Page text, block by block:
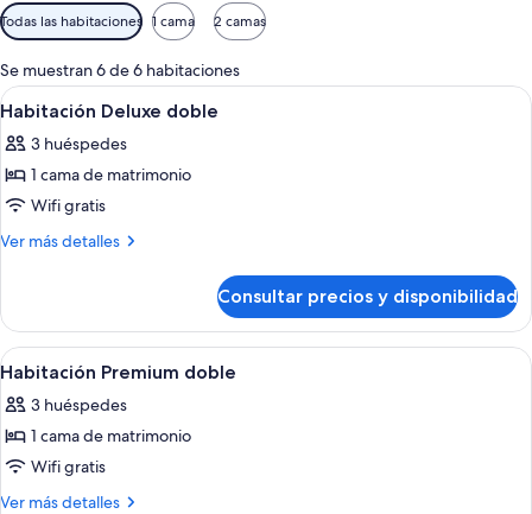
Filtros
disponibles
para
las
habitaciones
Todas las habitaciones 1 cama 2 camas
Se muestran 6 de 6 habitaciones
Abrir
todas
las
fotos
de
Habitación
Un dormitorio moderno con un sofá
4
Habitación Deluxe doble
3 huéspedes
1 cama de matrimonio
Wifi gratis
Ver más detalles
Más
Deluxe
doble
Consultar precios y disponibilidad
Abrir
todas
las
fotos
de
Habitación
Habitación de hotel moderna con
6
Habitación Premium doble
3 huéspedes
1 cama de matrimonio
Wifi gratis
Ver más detalles
Más